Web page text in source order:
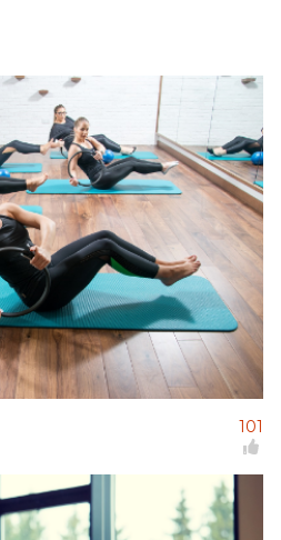
101